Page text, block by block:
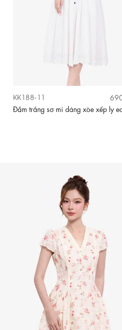
KK188-11
Đầm trắng sơ mi dáng xòe xếp ly